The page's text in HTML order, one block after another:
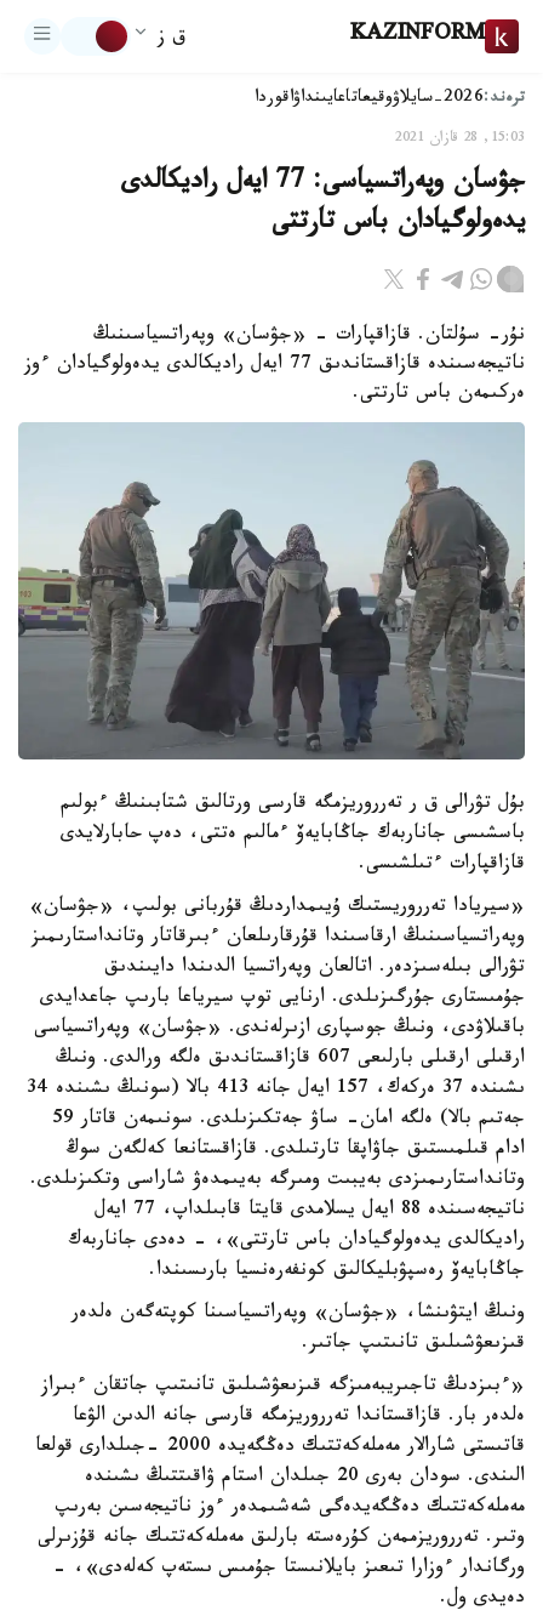
KAZINFORM ق ز
ترەند:2026-سايلاۋ وقيعاتاعايىنداۋاقوردا
15:03, 28 قازان 2021
جۋسان وپەراتسياسى: 77 ايەل راديكالدى
يدەولوگيادان باس تارتتى
نۇر- سۇلتان. قازاقپارات - «جۋسان» وپەراتسياسىنىڭ
ناتيجەسىندە قازاقستاندىق 77 ايەل راديكالدى يدەولوگيادان ءوز
ەركىمەن باس تارتتى.
بۇل تۋرالى ق ر تەرروريزمگە قارسى ورتالىق شتابىنىڭ ءبولىم
باسشىسى جاناربەك جاڭابايەۆ ءمالىم ەتتى، دەپ حابارلايدى
قازاقپارات ءتىلشىسى.
«سيريادا تەرروريستىك ۇيىمداردىڭ قۇربانى بولىپ، «جۋسان»
وپەراتسياسىنىڭ ارقاسىندا قۇرقارىلعان ءبىرقاتار وتانداستارىمىز
تۋرالى بىلەسىزدەر. اتالعان وپەراتسيا الدىندا دايىندىق
جۇمىستارى جۇرگىزىلدى. ارنايى توپ سيرياعا بارىپ جاعدايدى
باقىلاۋدى، ونىڭ جوسپارى ازىرلەندى. «جۋسان» وپەراتسياسى
ارقىلى ارقىلى بارلىعى 607 قازاقستاندىق ەلگە ورالدى. ونىڭ
ىشىندە 37 ەركەك، 157 ايەل جانە 413 بالا (سونىڭ ىشىندە 34
جەتىم بالا) ەلگە امان- ساۋ جەتكىزىلدى. سونىمەن قاتار 59
ادام قىلمىستىق جاۋاپقا تارتىلدى. قازاقستانعا كەلگەن سوڭ
وتانداستارىمىزدى بەيبىت ومىرگە بەيىمدەۋ شاراسى وتكىزىلدى.
ناتيجەسىندە 88 ايەل يسلامدى قايتا قابىلداپ، 77 ايەل
راديكالدى يدەولوگيادان باس تارتتى»، - دەدى جاناربەك
جاڭابايەۆ رەسپۋبليكالىق كونفەرەنسيا بارىسىندا.
ونىڭ ايتۋىنشا، «جۋسان» وپەراتسياسىنا كوپتەگەن ەلدەر
قىزىعۋشىلىق تانىتىپ جاتىر.
«ءبىزدىڭ تاجىريبەمىزگە قىزىعۋشىلىق تانىتىپ جاتقان ءبىراز
ەلدەر بار. قازاقستاندا تەرروريزمگە قارسى جانە الدىن الۋعا
قاتىستى شارالار مەملەكەتتىك دەڭگەيدە 2000 -جىلدارى قولعا
الىندى. سودان بەرى 20 جىلدان استام ۋاقىتتىڭ ىشىندە
مەملەكەتتىك دەڭگەيدەگى شەشىمدەر ءوز ناتيجەسىن بەرىپ
وتىر. تەرروريزممەن كۇرەستە بارلىق مەملەكەتتىك جانە قۇزىرلى
ورگاندار ءوزارا تىعىز بايلانىستا جۇمىس ىستەپ كەلەدى»، -
دەيدى ول.